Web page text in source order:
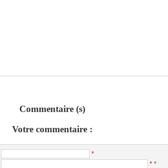
Commentaire (s)
Votre commentaire :
*
* *